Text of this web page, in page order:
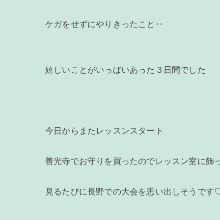
ケガをせずにやりきったこと‥
嬉しいことがいっぱいあった３日間でした
今日からまたレッスンスタート
善光寺でお守りを買ったのでレッスン室に飾
見るたびに長野での大会を思い出しそうです